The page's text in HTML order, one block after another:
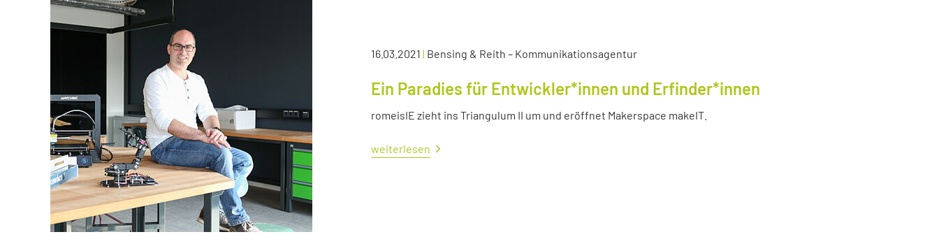
16.03.2021 | Bensing & Reith – Kommunikationsagentur
Ein Paradies für Entwickler*innen und Erfinder*innen
romeisIE zieht ins Triangulum II um und eröffnet Makerspace makeIT.
weiterlesen